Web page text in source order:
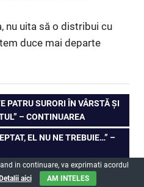
nu uita să o distribui cu
duce mai departe
PATRU SURORI ÎN VÂRSTĂ ȘI
– CONTINUAREA
EL NU NE TREBUIE…” –
in continuare, va exprimati acordul
Detalii aici AM INTELES